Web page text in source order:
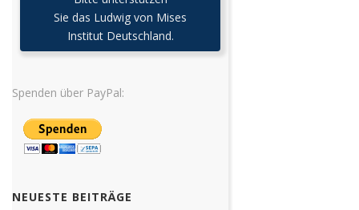
Sie das Ludwig von Mises
Institut Deutschland.
Spenden über PayPal:
NEUESTE BEITRÄGE